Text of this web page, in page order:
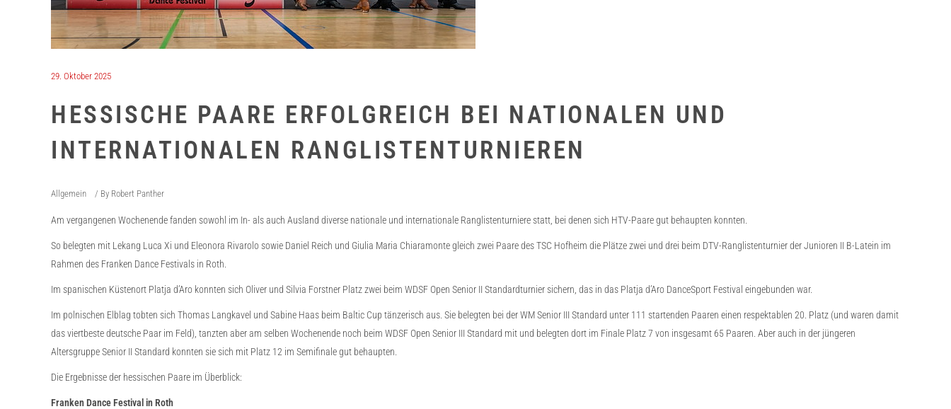
29. Oktober 2025
HESSISCHE PAARE ERFOLGREICH BEI NATIONALEN UND
INTERNATIONALEN RANGLISTENTURNIEREN
Allgemein By Robert Panther
Am vergangenen Wochenende fanden sowohl im In- als auch Ausland diverse nationale und internationale Ranglistenturniere statt, bei denen sich HTV-Paare gut behaupten konnten.
So belegten mit Lekang Luca Xi und Eleonora Rivarolo sowie Daniel Reich und Giulia Maria Chiaramonte gleich zwei Paare des TSC Hofheim die Plätze zwei und drei beim DTV-Ranglistenturnier der Junioren II B-Latein im
Rahmen des Franken Dance Festivals in Roth.
Im spanischen Küstenort Platja d’Aro konnten sich Oliver und Silvia Forstner Platz zwei beim WDSF Open Senior II Standardturnier sichern, das in das Platja d’Aro DanceSport Festival eingebunden war.
Im polnischen Elblag tobten sich Thomas Langkavel und Sabine Haas beim Baltic Cup tänzerisch aus. Sie belegten bei der WM Senior III Standard unter 111 startenden Paaren einen respektablen 20. Platz (und waren damit
das viertbeste deutsche Paar im Feld), tanzten aber am selben Wochenende noch beim WDSF Open Senior III Standard mit und belegten dort im Finale Platz 7 von insgesamt 65 Paaren. Aber auch in der jüngeren
Altersgruppe Senior II Standard konnten sie sich mit Platz 12 im Semifinale gut behaupten.
Die Ergebnisse der hessischen Paare im Überblick:
Franken Dance Festival in Roth